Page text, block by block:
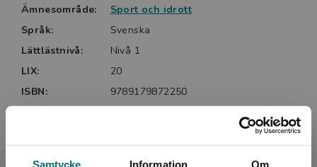
Samtycke Information Om
Ämnesområde:
Sport och idrott
Språk:
Svenska
Lättlästnivå:
Nivå 1
LIX:
20
ISBN:
9789179872250